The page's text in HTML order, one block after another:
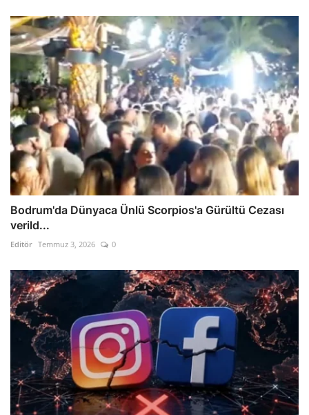
Bodrum'da Dünyaca Ünlü Scorpios'a Gürültü Cezası
verild...
Editör Temmuz 3, 2026 0